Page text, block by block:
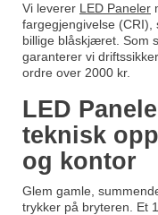
Vi leverer LED Paneler
fargegjengivelse
billige blåskjæret. Som
garanterer vi
ordre over 2000 kr.
LED
teknisk
og kontor
Glem gamle,
trykker på bryteren. Et